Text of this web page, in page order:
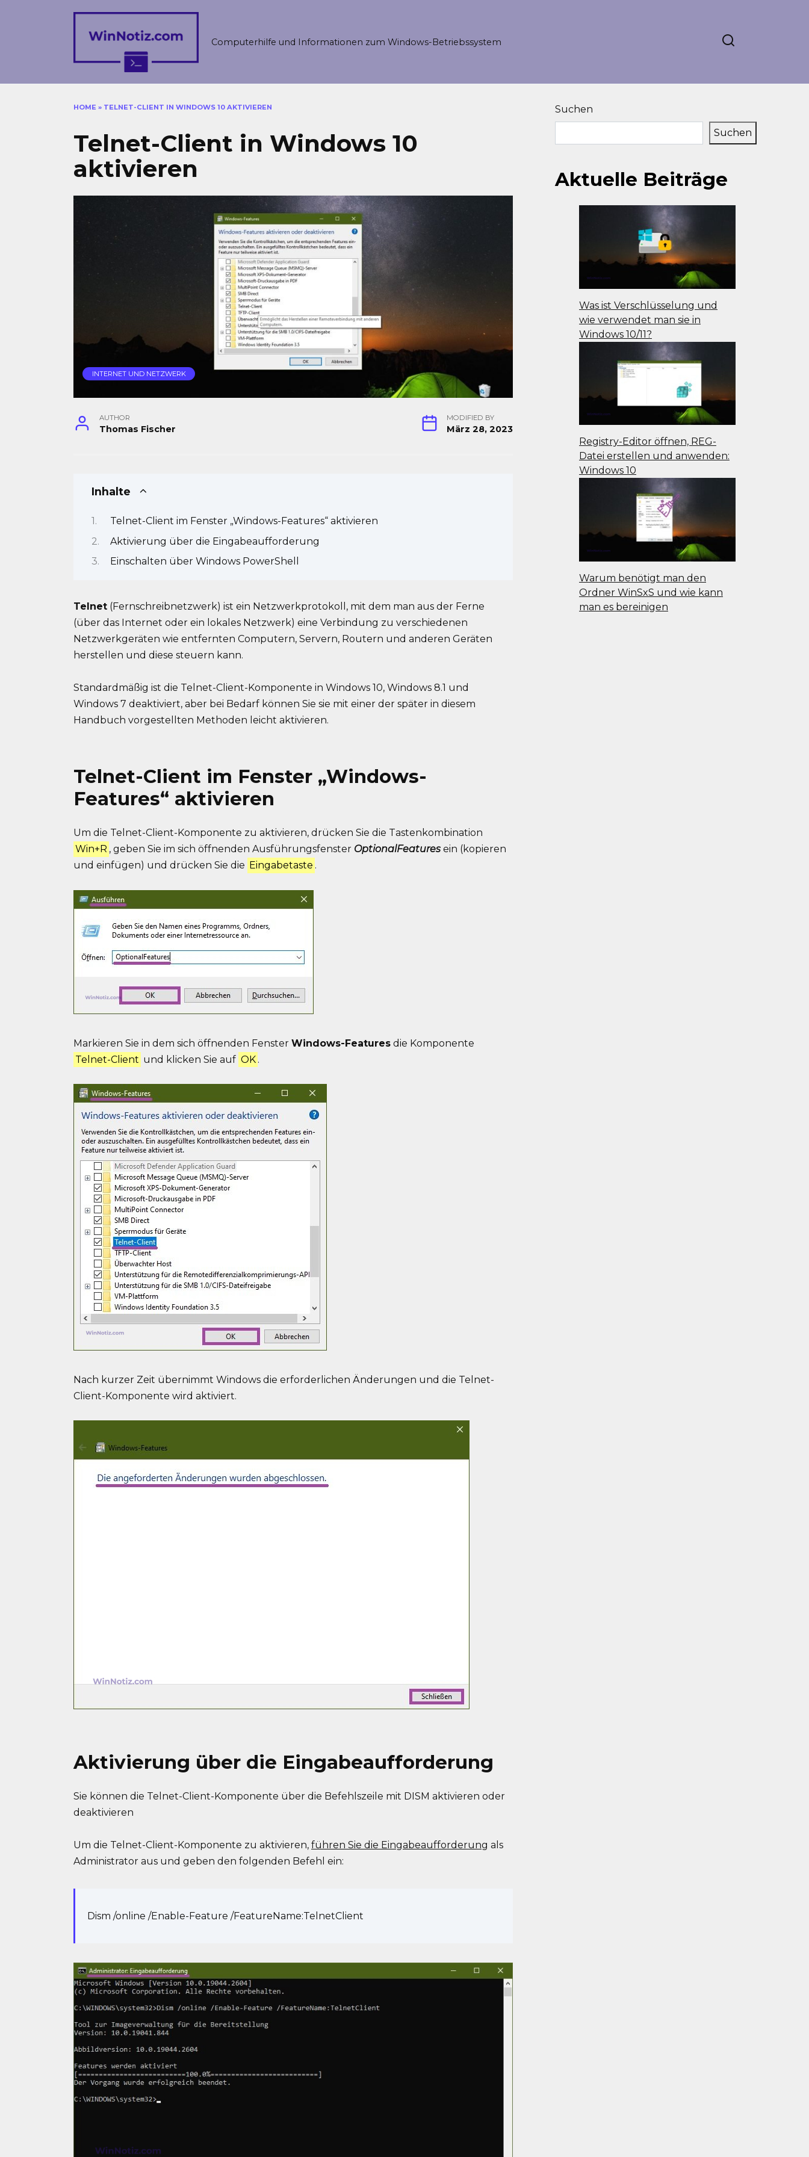
Computerhilfe und Informationen zum Windows-Betriebssystem
HOME » TELNET-CLIENT IN WINDOWS 10 AKTIVIEREN
Telnet-Client in Windows 10
aktivieren
INTERNET UND NETZWERK
AUTHOR
Thomas Fischer
MODIFIED BY
März 28, 2023
Inhalte
Telnet-Client im Fenster „Windows-Features“ aktivieren
Aktivierung über die Eingabeaufforderung
Einschalten über Windows PowerShell
Telnet (Fernschreibnetzwerk) ist ein Netzwerkprotokoll, mit dem man aus der Ferne
(über das Internet oder ein lokales Netzwerk) eine Verbindung zu verschiedenen
Netzwerkgeräten wie entfernten Computern, Servern, Routern und anderen Geräten
herstellen und diese steuern kann.
Standardmäßig ist die Telnet-Client-Komponente in Windows 10, Windows 8.1 und
Windows 7 deaktiviert, aber bei Bedarf können Sie sie mit einer der später in diesem
Handbuch vorgestellten Methoden leicht aktivieren.
Telnet-Client im Fenster „Windows-
Features“ aktivieren
Um die Telnet-Client-Komponente zu aktivieren, drücken Sie die Tastenkombination
Win+R , geben Sie im sich öffnenden Ausführungsfenster OptionalFeatures ein (kopieren
und einfügen) und drücken Sie die Eingabetaste .
Markieren Sie in dem sich öffnenden Fenster Windows-Features die Komponente
Telnet-Client und klicken Sie auf OK .
Nach kurzer Zeit übernimmt Windows die erforderlichen Änderungen und die Telnet-
Client-Komponente wird aktiviert.
Aktivierung über die Eingabeaufforderung
Sie können die Telnet-Client-Komponente über die Befehlszeile mit DISM aktivieren oder
deaktivieren
Um die Telnet-Client-Komponente zu aktivieren, führen Sie die Eingabeaufforderung als
Administrator aus und geben den folgenden Befehl ein:
Dism /online /Enable-Feature /FeatureName:TelnetClient
Suchen
Suchen
Aktuelle Beiträge
Was ist Verschlüsselung und
wie verwendet man sie in
Windows 10/11?
Registry-Editor öffnen, REG-
Datei erstellen und anwenden:
Windows 10
Warum benötigt man den
Ordner WinSxS und wie kann
man es bereinigen